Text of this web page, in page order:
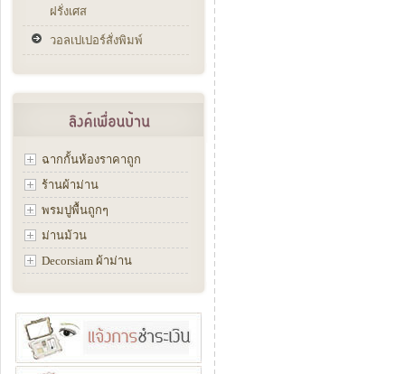
ฝรั่งเศส
วอลเปเปอร์สั่งพิมพ์
ฉากกั้นห้องราคาถูก
ร้านผ้าม่าน
พรมปูพื้นถูกๆ
ม่านม้วน
Decorsiam ผ้าม่าน